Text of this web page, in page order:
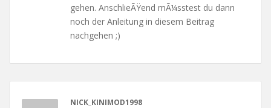
gehen. AnschlieÃŸend mÃ¼sstest du dann
noch der Anleitung in diesem Beitrag
nachgehen ;)
NICK_KINIMOD1998